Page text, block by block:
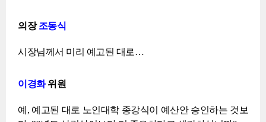
의장조동식
시장님께서 미리 예고된 대로…
이경화위원
예, 예고된 대로 노인대학 종강식이 예산안 승인하는 것보